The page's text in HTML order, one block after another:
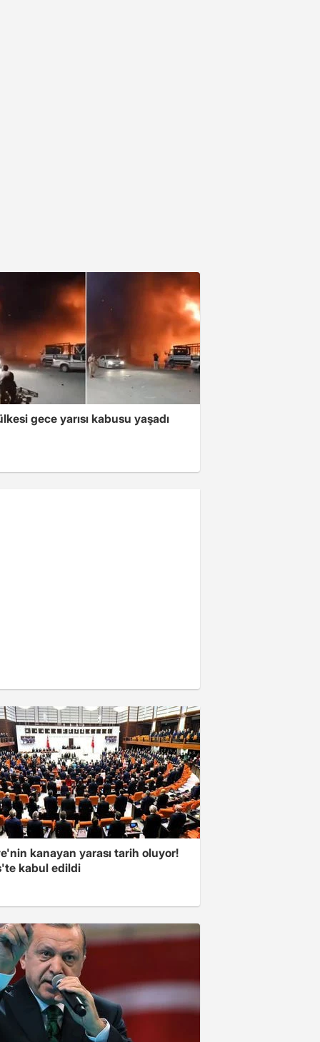
gece yarısı kabusu yaşadı
kanayan yarası tarih oluyor!
kabul edildi